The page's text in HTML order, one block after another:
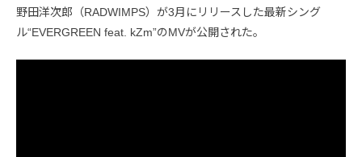
野田洋次郎（RADWIMPS）が3月にリリースした最新シング
ル“EVERGREEN feat. kZm”のMVが公開された。